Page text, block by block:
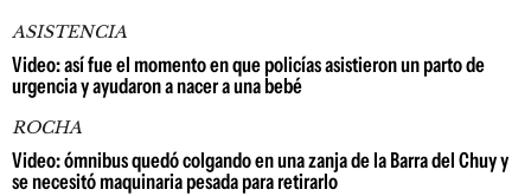
ASISTENCIA
Video: así fue el momento en que policías asistieron un parto de
urgencia y ayudaron a nacer a una bebé
ROCHA
Video: ómnibus quedó colgando en una zanja de la Barra del Chuy y
se necesitó maquinaria pesada para retirarlo